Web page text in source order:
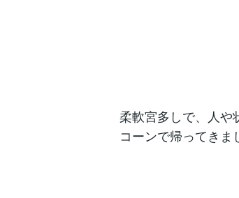
柔軟宮多しで、人や
コーンで帰ってきま